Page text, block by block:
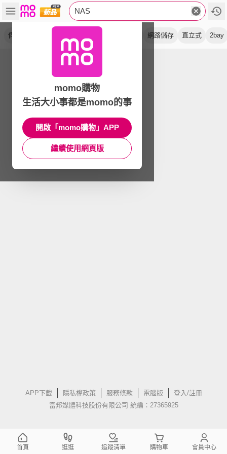
NAS
伺服器 網路儲存 直立式 2bay
APP下載 隱私權政策 服務條款 電腦版
登入/註冊
富邦媒體科技股份有限公司 統編：27365925
momo購物
生活大小事都是momo的事
開啟「momo購物」APP
繼續使用網頁版
首頁 逛逛 追蹤清單 購物車 會員中心